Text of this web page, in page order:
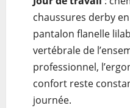
chaussures derby
pantalon flanelle
vertébrale de
professionnel,
confort reste
journée.